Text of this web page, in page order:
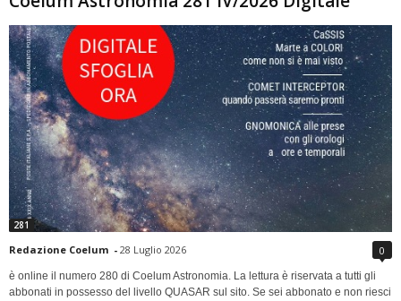
281
Redazione Coelum - 28 Luglio 2026 0
è online il numero 280 di Coelum Astronomia. La lettura è riservata a tutti gli
abbonati in possesso del livello QUASAR sul sito. Se sei abbonato e non riesci